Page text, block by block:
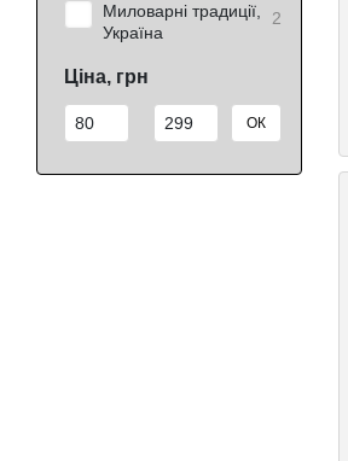
Миловарні традиції,
Україна
2
Ціна, грн
Від Ціна, грн
До Ціна, грн ОК